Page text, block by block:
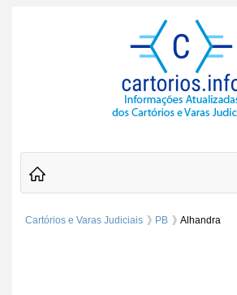
Cartórios e Varas Judiciais PB Alhandra